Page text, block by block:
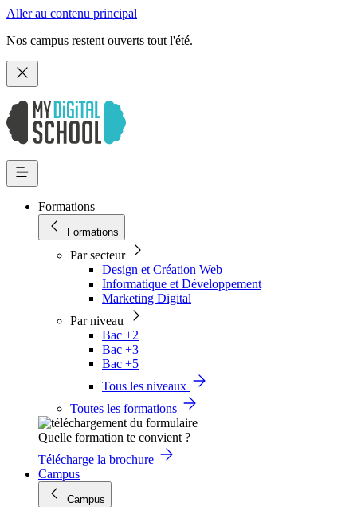
Aller au contenu principal
Nos campus restent ouverts tout l'été.
Formations
Formations
Par secteur
Design et Création Web
Informatique et Développement
Marketing Digital
Par niveau
Bac +2
Bac +3
Bac +5
Tous les niveaux
Toutes les formations
Quelle formation te convient ?
Télécharge la brochure
Campus
Campus